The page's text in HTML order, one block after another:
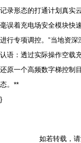
记录形态的打通计划真实
毫误着充电场安全模块快
进行专项调控。”当地资
认语：透过实际操作空载
还原一个高频数字梯控制
态。**
}
如若转载，